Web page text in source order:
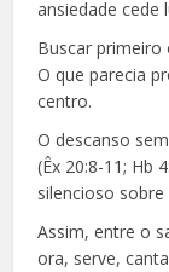
ansiedade cede
Buscar primeiro
O que parecia
centro.
O descanso
(Êx 20:8-11; Hb
silencioso
Assim, entre o
ora, serve,